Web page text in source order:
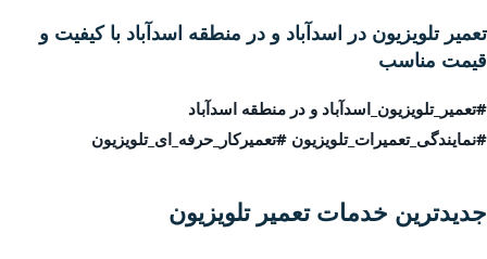
تعمیر تلویزیون در اسدآباد و در منطقه اسدآباد با کیفیت و
قیمت مناسب
#تعمیر_تلویزیون_اسدآباد و در منطقه اسدآباد
#نمایندگی_تعمیرات_تلویزیون #تعمیرکار_حرفه_ای_تلویزیون
جدیدترین خدمات تعمیر تلویزیون